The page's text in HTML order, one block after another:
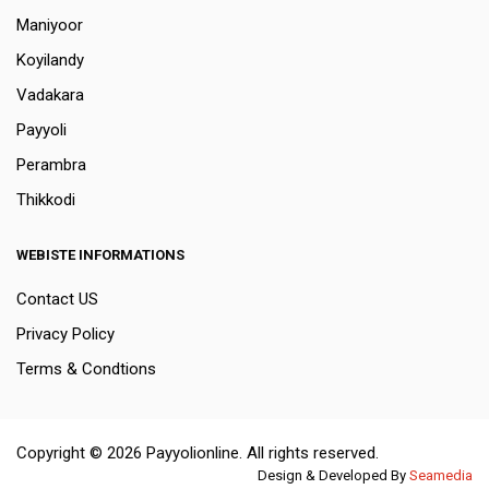
Maniyoor
Koyilandy
Vadakara
Payyoli
Perambra
Thikkodi
WEBISTE INFORMATIONS
Contact US
Privacy Policy
Terms & Condtions
Copyright © 2026 Payyolionline. All rights reserved.
Design & Developed By Seamedia